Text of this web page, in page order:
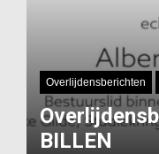
Overlijdensberichten
BILLEN